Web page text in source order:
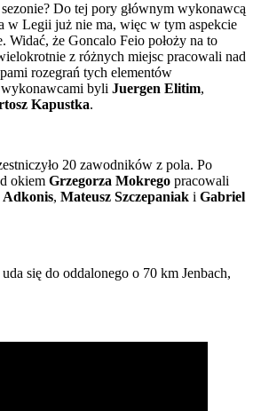
Do tej pory głównym wykonawcą
w Legii już nie ma, więc w tym aspekcie
Widać, że Goncalo Feio położy na to
z różnych miejsc pracowali nad
rozegrań tych elementów
byli Juergen Elitim,
Kapustka.
20 zawodników z pola. Po
okiem Grzegorza Mokrego pracowali
Adkonis, Mateusz Szczepaniak i Gabriel
się do oddalonego o 70 km Jenbach,